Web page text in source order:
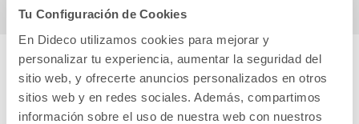
Tu Configuración de Cookies
En Dideco utilizamos cookies para mejorar y
personalizar tu experiencia, aumentar la seguridad del
sitio web, y ofrecerte anuncios personalizados en otros
sitios web y en redes sociales. Además, compartimos
información sobre el uso de nuestra web con nuestros
Cuéntanos tu opinión